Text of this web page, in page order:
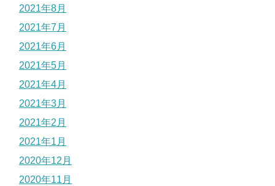
2021年8月
2021年7月
2021年6月
2021年5月
2021年4月
2021年3月
2021年2月
2021年1月
2020年12月
2020年11月